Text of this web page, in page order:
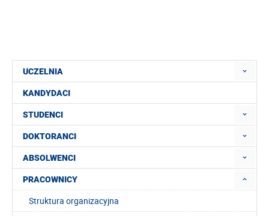
UCZELNIA
KANDYDACI
STUDENCI
DOKTORANCI
ABSOLWENCI
PRACOWNICY
Struktura organizacyjna